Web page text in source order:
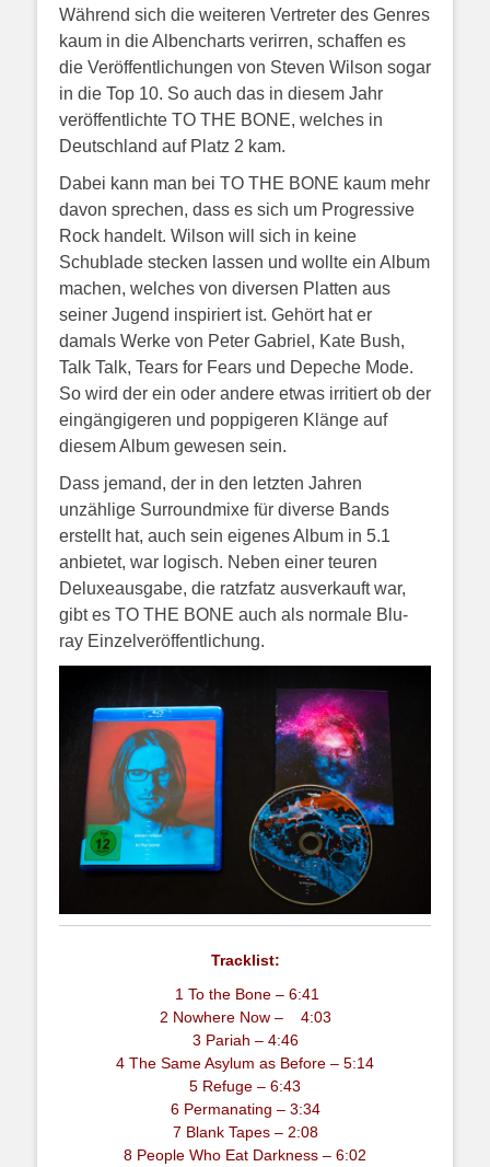
Während sich die weiteren Vertreter des Genres
kaum in die Albencharts verirren, schaffen es
die Veröffentlichungen von Steven Wilson sogar
in die Top 10. So auch das in diesem Jahr
veröffentlichte TO THE BONE, welches in
Deutschland auf Platz 2 kam.
Dabei kann man bei TO THE BONE kaum mehr
davon sprechen, dass es sich um Progressive
Rock handelt. Wilson will sich in keine
Schublade stecken lassen und wollte ein Album
machen, welches von diversen Platten aus
seiner Jugend inspiriert ist. Gehört hat er
damals Werke von Peter Gabriel, Kate Bush,
Talk Talk, Tears for Fears und Depeche Mode.
So wird der ein oder andere etwas irritiert ob der
eingängigeren und poppigeren Klänge auf
diesem Album gewesen sein.
Dass jemand, der in den letzten Jahren
unzählige Surroundmixe für diverse Bands
erstellt hat, auch sein eigenes Album in 5.1
anbietet, war logisch. Neben einer teuren
Deluxeausgabe, die ratzfatz ausverkauft war,
gibt es TO THE BONE auch als normale Blu-
ray Einzelveröffentlichung.
Tracklist:
1 To the Bone – 6:41
2 Nowhere Now – 4:03
3 Pariah – 4:46
4 The Same Asylum as Before – 5:14
5 Refuge – 6:43
6 Permanating – 3:34
7 Blank Tapes – 2:08
8 People Who Eat Darkness – 6:02